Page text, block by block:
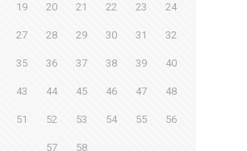
19 20 21 22 23 24
27 28 29 30 31 32
35 36 37 38 39 40
43 44 45 46 47 48
51 52 53 54 55 56
57 58